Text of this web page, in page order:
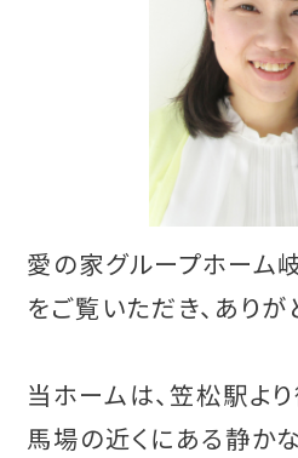
愛の家グループホーム
をご覧いただき、ありが
当ホームは、笠松駅よ
馬場の近くにある静か